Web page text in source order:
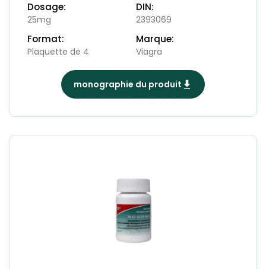
Dosage:
25mg
DIN:
2393069
Format:
Plaquette de 4
Marque:
Viagra
monographie du produit